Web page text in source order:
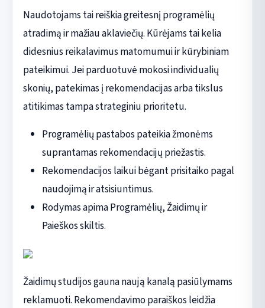
Naudotojams tai reiškia greitesnį programėlių
atradimą ir mažiau aklaviečių. Kūrėjams tai kelia
didesnius reikalavimus matomumui ir kūrybiniam
pateikimui. Jei parduotuvė mokosi individualių
skonių, patekimas į rekomendacijas arba tikslus
atitikimas tampa strateginiu prioritetu.
Programėlių pastabos pateikia žmonėms
suprantamas rekomendacijų priežastis.
Rekomendacijos laikui bėgant prisitaiko pagal
naudojimą ir atsisiuntimus.
Rodymas apima Programėlių, Žaidimų ir
Paieškos skiltis.
Žaidimų studijos gauna naują kanalą pasiūlymams
reklamuoti. Rekomendavimo paraiškos leidžia